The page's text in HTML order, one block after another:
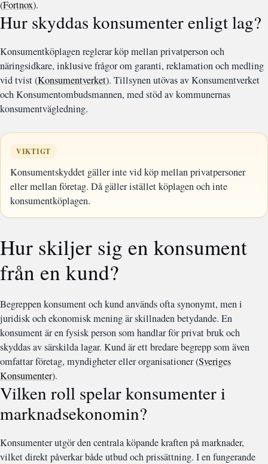
(Fortnox).
Hur skyddas konsumenter enligt lag?
Konsumentköplagen reglerar köp mellan privatperson och
näringsidkare, inklusive frågor om garanti, reklamation och medling
vid tvist (Konsumentverket). Tillsynen utövas av Konsumentverket
och Konsumentombudsmannen, med stöd av kommunernas
konsumentvägledning.
VIKTIGT
Konsumentskyddet gäller inte vid köp mellan privatpersoner
eller mellan företag. Då gäller istället köplagen och inte
konsumentköplagen.
Hur skiljer sig en konsument
från en kund?
Begreppen konsument och kund används ofta synonymt, men i
juridisk och ekonomisk mening är skillnaden betydande. En
konsument är en fysisk person som handlar för privat bruk och
skyddas av särskilda lagar. Kund är ett bredare begrepp som även
omfattar företag, myndigheter eller organisationer (Sveriges
Konsumenter).
Vilken roll spelar konsumenter i
marknadsekonomin?
Konsumenter utgör den centrala köpande kraften på marknader,
vilket direkt påverkar både utbud och prissättning. I en fungerande